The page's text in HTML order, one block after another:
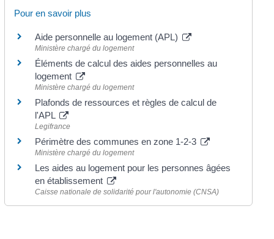
Pour en savoir plus
Aide personnelle au logement (APL)
Ministère chargé du logement
Éléments de calcul des aides personnelles au
logement
Ministère chargé du logement
Plafonds de ressources et règles de calcul de
l'APL
Legifrance
Périmètre des communes en zone 1-2-3
Ministère chargé du logement
Les aides au logement pour les personnes âgées
en établissement
Caisse nationale de solidarité pour l'autonomie (CNSA)